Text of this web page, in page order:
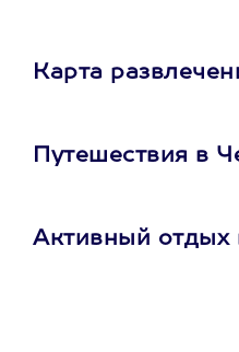
Карта
Путешествия в
Активный отдых